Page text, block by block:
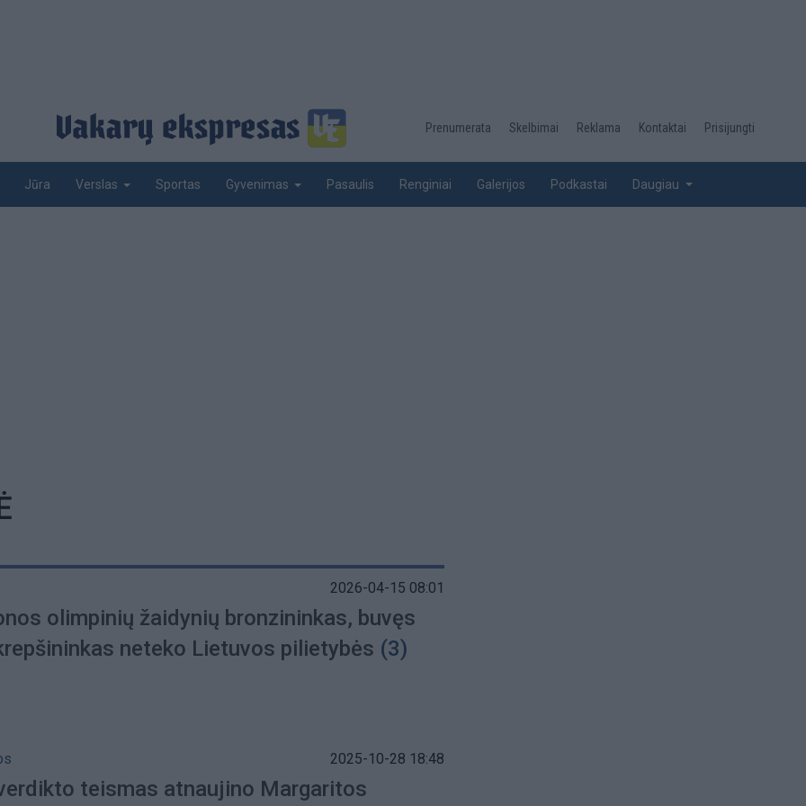
Desktop
top
Prenumerata Skelbimai Reklama Kontaktai Prisijungti
Jūra Verslas Sportas Gyvenimas Pasaulis Renginiai Galerijos Podkastai Daugiau
2026-04-15 08:01
olimpinių žaidynių bronzininkas, buvęs
neteko Lietuvos pilietybės (3)
2025-10-28 18:48
teismas atnaujino Margaritos